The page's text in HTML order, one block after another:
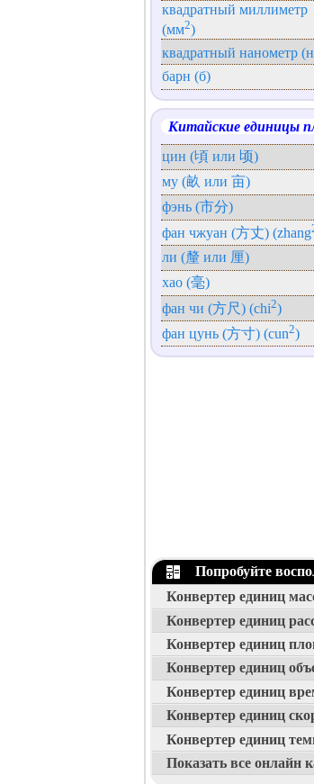
квадратный миллиметр
(мм2)
квадратный нанометр
барн (б)
Китайские единицы
цин (頃 или 顷)
му (畝 или 亩)
фэнь (市分)
фан чжуан (方丈) (zhang
ли (釐 или 厘)
хао (毫)
фан чи (方尺) (chi2)
фан цунь (方寸) (cun2)
Попробуйте
Конвертер единиц
Конвертер единиц
Конвертер единиц
Конвертер единиц
Конвертер единиц
Конвертер единиц
Конвертер единиц
Показать все онлайн